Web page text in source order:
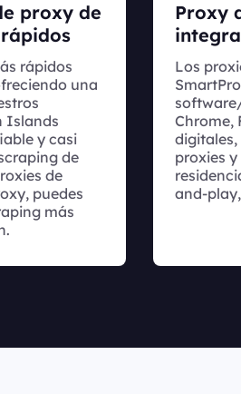
proxy de
rápidos
una
Islands
y casi
de
de
puedes
más
Proxy
Los
Chrome,
proxies y
and-